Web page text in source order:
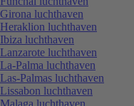
Girona luchthaven
Heraklion luchthaven
Ibiza luchthaven
Lanzarote luchthaven
La-Palma luchthaven
Las-Palmas luchthaven
Lissabon luchthaven
Malaga luchthaven